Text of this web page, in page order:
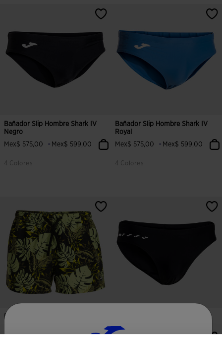
Bañador Slip Hombre Shark IV
Negro
Mex$ 575,00
- Mex$ 599,00
4 Colores
Bañador Slip Hombre Shark IV
Royal
Mex$ 575,00
- Mex$ 599,00
4 Colores
Bañador Bermuda Hombre Santa
-
Negro
-